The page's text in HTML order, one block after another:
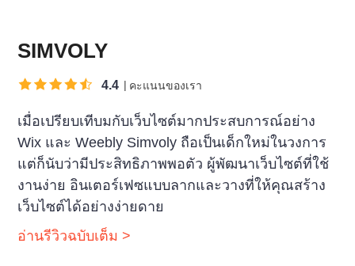
SIMVOLY
4.4 คะแนนของเรา
เมื่อเปรียบเทีบมกับเว็บไซต์มากประสบการณ์อย่าง
Wix และ Weebly Simvoly ถือเป็นเด็กใหม่ในวงการ
แต่ก็นับว่ามีประสิทธิภาพพอตัว ผู้พัฒนาเว็บไซต์ที่ใช้
งานง่าย อินเตอร์เฟซแบบลากและวางที่ให้คุณสร้าง
เว็บไซต์ได้อย่างง่ายดาย
อ่านรีวิวฉบับเต็ม >